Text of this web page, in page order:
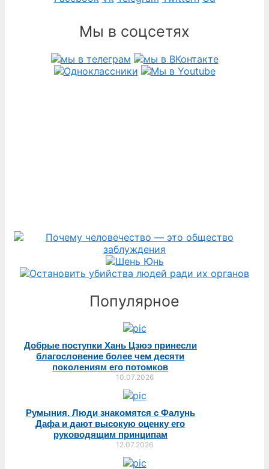
Мы в соцсетях
Популярное
Добрые поступки Хань Цзюэ принесли
благословение более чем десяти
поколениям его потомков
10.07.2026
Румыния. Люди знакомятся с Фалунь
Дафа и дают высокую оценку его
руководящим принципам
12.07.2026